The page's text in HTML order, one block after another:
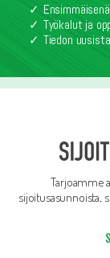
Työkalut ja
Tiedon
Tarjoamme
sijoitusasunnoista,